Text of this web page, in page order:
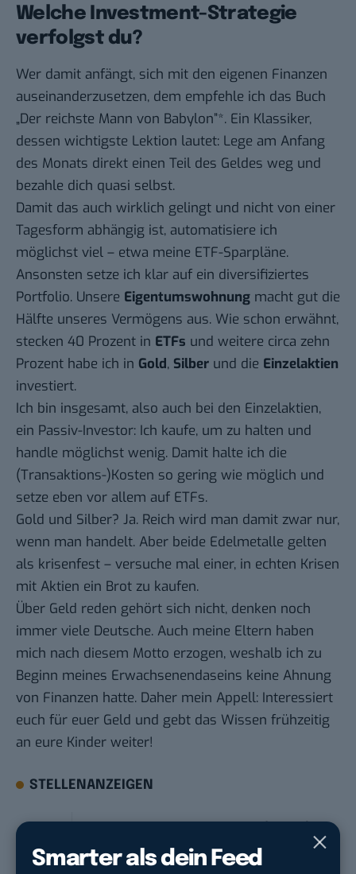
Smarter als dein Feed
Welche Investment-Strategie
verfolgst du?
Wer damit anfängt, sich mit den eigenen Finanzen
auseinanderzusetzen, dem empfehle ich das Buch
„Der reichste Mann von Babylon”*. Ein Klassiker,
dessen wichtigste Lektion lautet: Lege am Anfang
des Monats direkt einen Teil des Geldes weg und
bezahle dich quasi selbst.
Damit das auch wirklich gelingt und nicht von einer
Tagesform abhängig ist, automatisiere ich
möglichst viel – etwa meine ETF-Sparpläne.
Ansonsten setze ich klar auf ein diversifiziertes
Portfolio. Unsere Eigentumswohnung macht gut die
Hälfte unseres Vermögens aus. Wie schon erwähnt,
stecken 40 Prozent in ETFs und weitere circa zehn
Prozent habe ich in Gold, Silber und die Einzelaktien
investiert.
Ich bin insgesamt, also auch bei den Einzelaktien,
ein Passiv-Investor: Ich kaufe, um zu halten und
handle möglichst wenig. Damit halte ich die
(Transaktions-)Kosten so gering wie möglich und
setze eben vor allem auf ETFs.
Gold und Silber? Ja. Reich wird man damit zwar nur,
wenn man handelt. Aber beide Edelmetalle gelten
als krisenfest – versuche mal einer, in echten Krisen
mit Aktien ein Brot zu kaufen.
Über Geld reden gehört sich nicht, denken noch
immer viele Deutsche. Auch meine Eltern haben
mich nach diesem Motto erzogen, weshalb ich zu
Beginn meines Erwachsenendaseins keine Ahnung
von Finanzen hatte. Daher mein Appell: Interessiert
euch für euer Geld und gebt das Wissen frühzeitig
an eure Kinder weiter!
STELLENANZEIGEN
moveUP Media GmbH in Düsseldorf